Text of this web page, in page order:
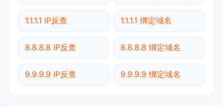
1.1.1.1 IP反查 1.1.1.1 绑定域名
8.8.8.8 IP反查 8.8.8.8 绑定域名
9.9.9.9 IP反查 9.9.9.9 绑定域名